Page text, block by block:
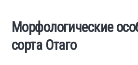
Морфологические
сорта Отаго